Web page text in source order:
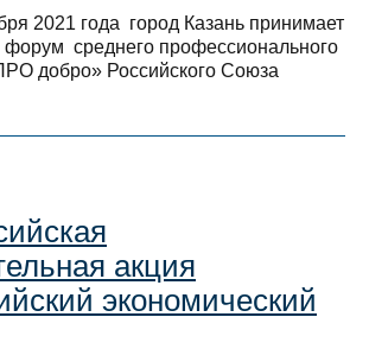
2021 года город Казань принимает
форум среднего профессионального
добро» Российского Союза
акция
экономический